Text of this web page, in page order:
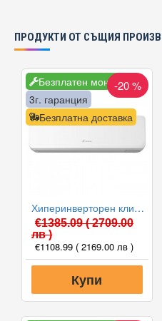
ПРОДУКТИ ОТ СЪЩИЯ
Безплатен монтаж
Безплатна доставка
3г. гаранция
-20 %
Хиперинверторен климатик Fuji Electric RSG12KGTB(E) /ROG12KGCA, 12000 BTU, Клас A+++
€1385.09( 2709.00
лв )
€1108.99 ( 2169.00 лв )
Купи